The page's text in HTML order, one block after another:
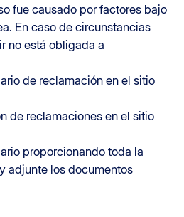
fue causado por factores bajo
En caso de circunstancias
no está obligada a
de reclamación en el sitio
de reclamaciones en el sitio
proporcionando toda la
adjunte los documentos